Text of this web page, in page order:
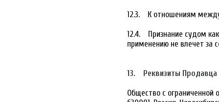
12.3. К отношениям
12.4. Признание судом
применению не влечет за
13. Реквизиты Продавца
Общество с ограниченной